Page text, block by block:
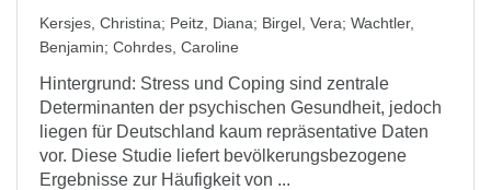
Kersjes, Christina; Peitz, Diana; Birgel, Vera; Wachtler,
Benjamin; Cohrdes, Caroline
Hintergrund: Stress und Coping sind zentrale
Determinanten der psychischen Gesundheit, jedoch
liegen für Deutschland kaum repräsentative Daten
vor. Diese Studie liefert bevölkerungsbezogene
Ergebnisse zur Häufigkeit von ...